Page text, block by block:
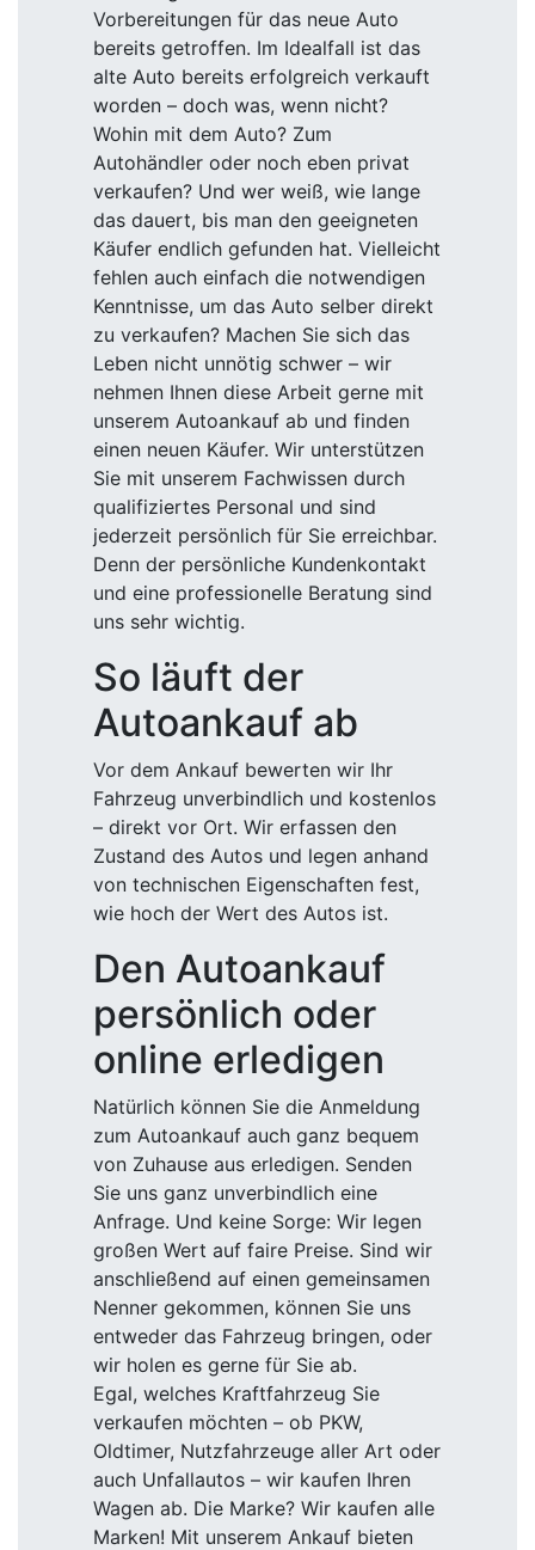
Vorbereitungen für das neue Auto
bereits getroffen. Im Idealfall ist das
alte Auto bereits erfolgreich verkauft
worden – doch was, wenn nicht?
Wohin mit dem Auto? Zum
Autohändler oder noch eben privat
verkaufen? Und wer weiß, wie lange
das dauert, bis man den geeigneten
Käufer endlich gefunden hat. Vielleicht
fehlen auch einfach die notwendigen
Kenntnisse, um das Auto selber direkt
zu verkaufen? Machen Sie sich das
Leben nicht unnötig schwer – wir
nehmen Ihnen diese Arbeit gerne mit
unserem Autoankauf ab und finden
einen neuen Käufer. Wir unterstützen
Sie mit unserem Fachwissen durch
qualifiziertes Personal und sind
jederzeit persönlich für Sie erreichbar.
Denn der persönliche Kundenkontakt
und eine professionelle Beratung sind
uns sehr wichtig.
So läuft der
Autoankauf ab
Vor dem Ankauf bewerten wir Ihr
Fahrzeug unverbindlich und kostenlos
– direkt vor Ort. Wir erfassen den
Zustand des Autos und legen anhand
von technischen Eigenschaften fest,
wie hoch der Wert des Autos ist.
Den Autoankauf
persönlich oder
online erledigen
Natürlich können Sie die Anmeldung
zum Autoankauf auch ganz bequem
von Zuhause aus erledigen. Senden
Sie uns ganz unverbindlich eine
Anfrage. Und keine Sorge: Wir legen
großen Wert auf faire Preise. Sind wir
anschließend auf einen gemeinsamen
Nenner gekommen, können Sie uns
entweder das Fahrzeug bringen, oder
wir holen es gerne für Sie ab.
Egal, welches Kraftfahrzeug Sie
verkaufen möchten – ob PKW,
Oldtimer, Nutzfahrzeuge aller Art oder
auch Unfallautos – wir kaufen Ihren
Wagen ab. Die Marke? Wir kaufen alle
Marken! Mit unserem Ankauf bieten